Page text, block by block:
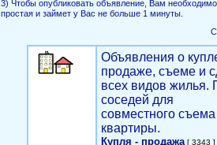
3) Чтобы опубликовать объявление, Вам
простая и займет у Вас не больше 1 минуты.
Объявления о
продаже, съеме и
всех видов жилья.
соседей для
совместного съема
квартиры.
Купля - продажа[ 3343 ]